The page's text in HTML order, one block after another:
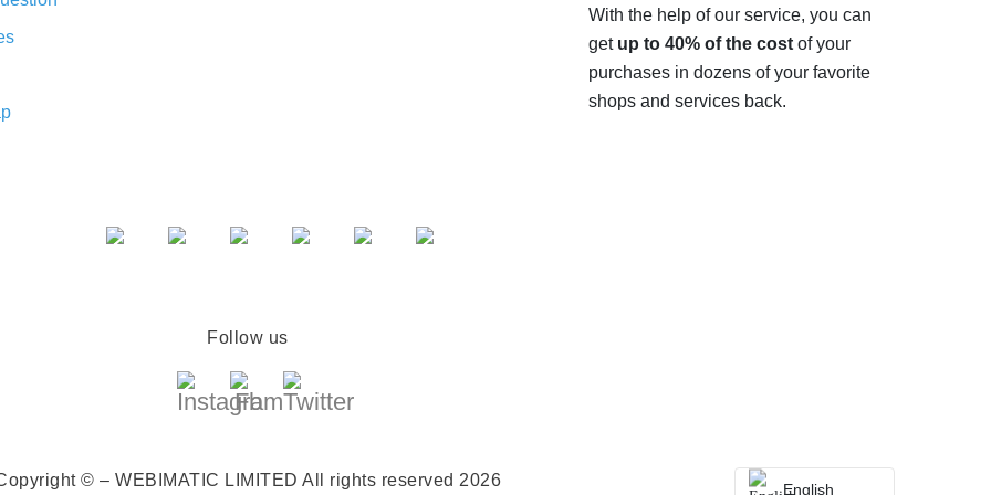
With the help of our service, you can
get up to 40% of the costof your
purchases in dozens of your favorite
shops and services back.
Follow us
© – WEBIMATIC LIMITED All rights reserved 2026 English